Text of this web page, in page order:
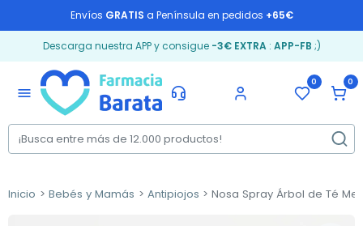
Envíos GRATIS a Península en pedidos +65€
Descarga nuestra APP y consigue -3€ EXTRA: APP-FB ;)
menu
0 0
Inicio Bebés y Mamás Antipiojos Nosa Spray Árbol de Té